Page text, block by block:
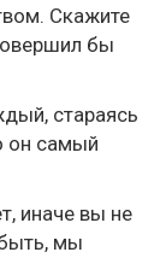
Скажите
бы
стараясь
он самый
иначе вы не
мы